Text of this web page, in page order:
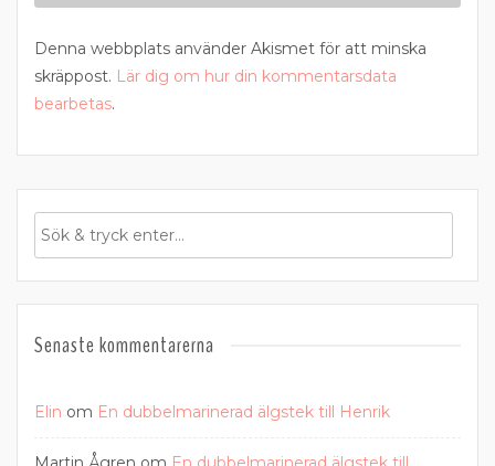
Denna webbplats använder Akismet för att minska
skräppost. Lär dig om hur din kommentarsdata
bearbetas.
Senaste kommentarerna
Elin om En dubbelmarinerad älgstek till Henrik